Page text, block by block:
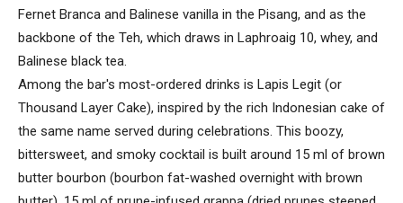
Fernet Branca and Balinese vanilla in the Pisang, and as the
backbone of the Teh, which draws in Laphroaig 10, whey, and
Balinese black tea.
Among the bar's most-ordered drinks is Lapis Legit (or
Thousand Layer Cake), inspired by the rich Indonesian cake of
the same name served during celebrations. This boozy,
bittersweet, and smoky cocktail is built around 15 ml of brown
butter bourbon (bourbon fat-washed overnight with brown